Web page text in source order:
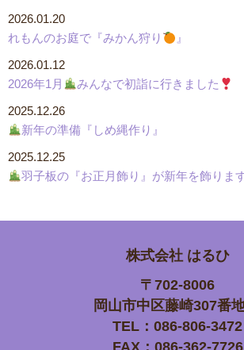
れもんのお庭で『みかん狩り 』
2026.01.20
2026年1月 みんなで初詣に行きました
2026.01.12
新年の準備『しめ縄作り』
2025.12.26
羽子板の『お正月飾り』が新年を飾りま
2025.12.25
株式会社 はるひ
〒702-8006
岡山市中区藤崎307番
TEL：086-806-3472
FAX：086-362-7726